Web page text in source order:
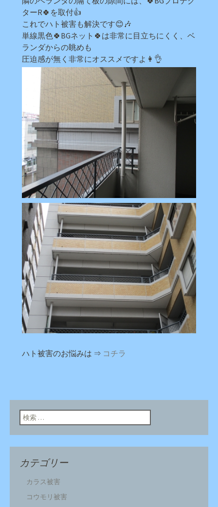
ターR🍀を取付👍
これでハト被害も解決です😊🎶
単線黒色🍀BGネット🍀は非常に目立ちにくく、ベ
ランダからの眺めも
圧迫感が無く非常にオススメですよ👩👌
ハト被害のお悩みは ⇒ コチラ
検索:
カテゴリー
カラス被害
コウモリ被害